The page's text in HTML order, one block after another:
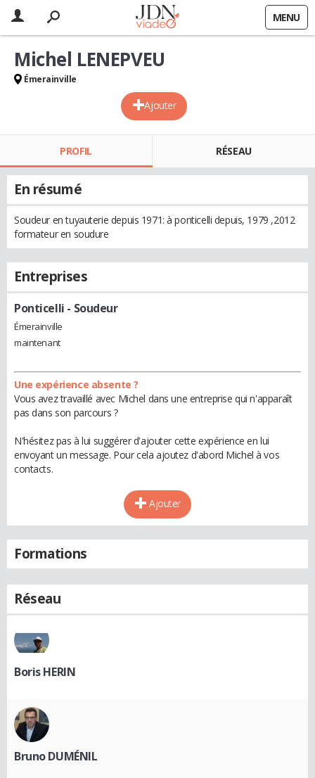
MENU
Ajouter
Michel LENEPVEU
Émerainville
PROFIL RÉSEAU
En résumé
Soudeur en tuyauterie depuis 1971: à ponticelli depuis, 1979 ,2012
formateur en soudure
Entreprises
Ponticelli - Soudeur
Émerainville
maintenant
Une expérience absente ?
Vous avez travaillé avec Michel dans une entreprise qui n'apparaît
pas dans son parcours ?
N'hésitez pas à lui suggérer d'ajouter cette expérience en lui
envoyant un message. Pour cela ajoutez d'abord Michel à vos
contacts.
Ajouter
Formations
Réseau
Boris HERIN
Bruno DUMÉNIL